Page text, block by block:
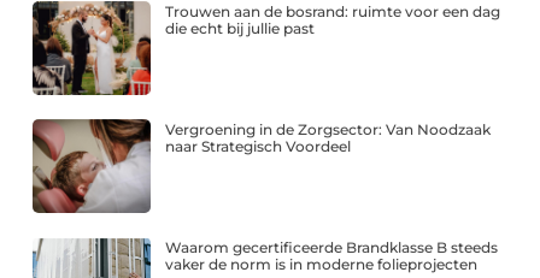
Trouwen aan de bosrand: ruimte voor een dag
die echt bij jullie past
Vergroening in de Zorgsector: Van Noodzaak
naar Strategisch Voordeel
Waarom gecertificeerde Brandklasse B steeds
vaker de norm is in moderne folieprojecten